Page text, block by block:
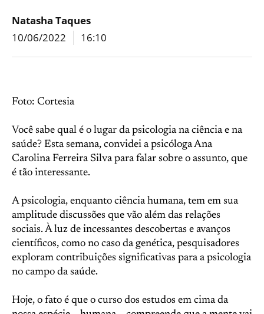
Natasha Taques
10/06/2022
16:10
Foto: Cortesia
Você sabe qual é o lugar da psicologia na ciência e na
saúde? Esta semana, convidei a psicóloga Ana
Carolina Ferreira Silva para falar sobre o assunto, que
é tão interessante.
A psicologia, enquanto ciência humana, tem em sua
amplitude discussões que vão além das relações
sociais. À luz de incessantes descobertas e avanços
científicos, como no caso da genética, pesquisadores
exploram contribuições significativas para a psicologia
no campo da saúde.
Hoje, o fato é que o curso dos estudos em cima da